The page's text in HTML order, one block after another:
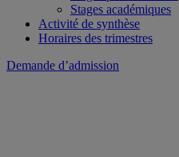
Stages académiques
Activité de synthèse
Horaires des trimestres
Demande d’admission